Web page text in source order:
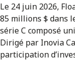
Le 24 juin 2026,
85 millions $ dans
série C composé
Dirigé par Inovia
participation